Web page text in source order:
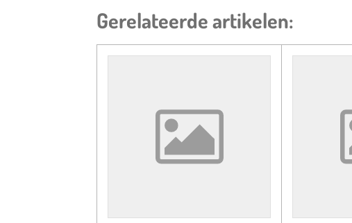
Gerelateerde artikelen: